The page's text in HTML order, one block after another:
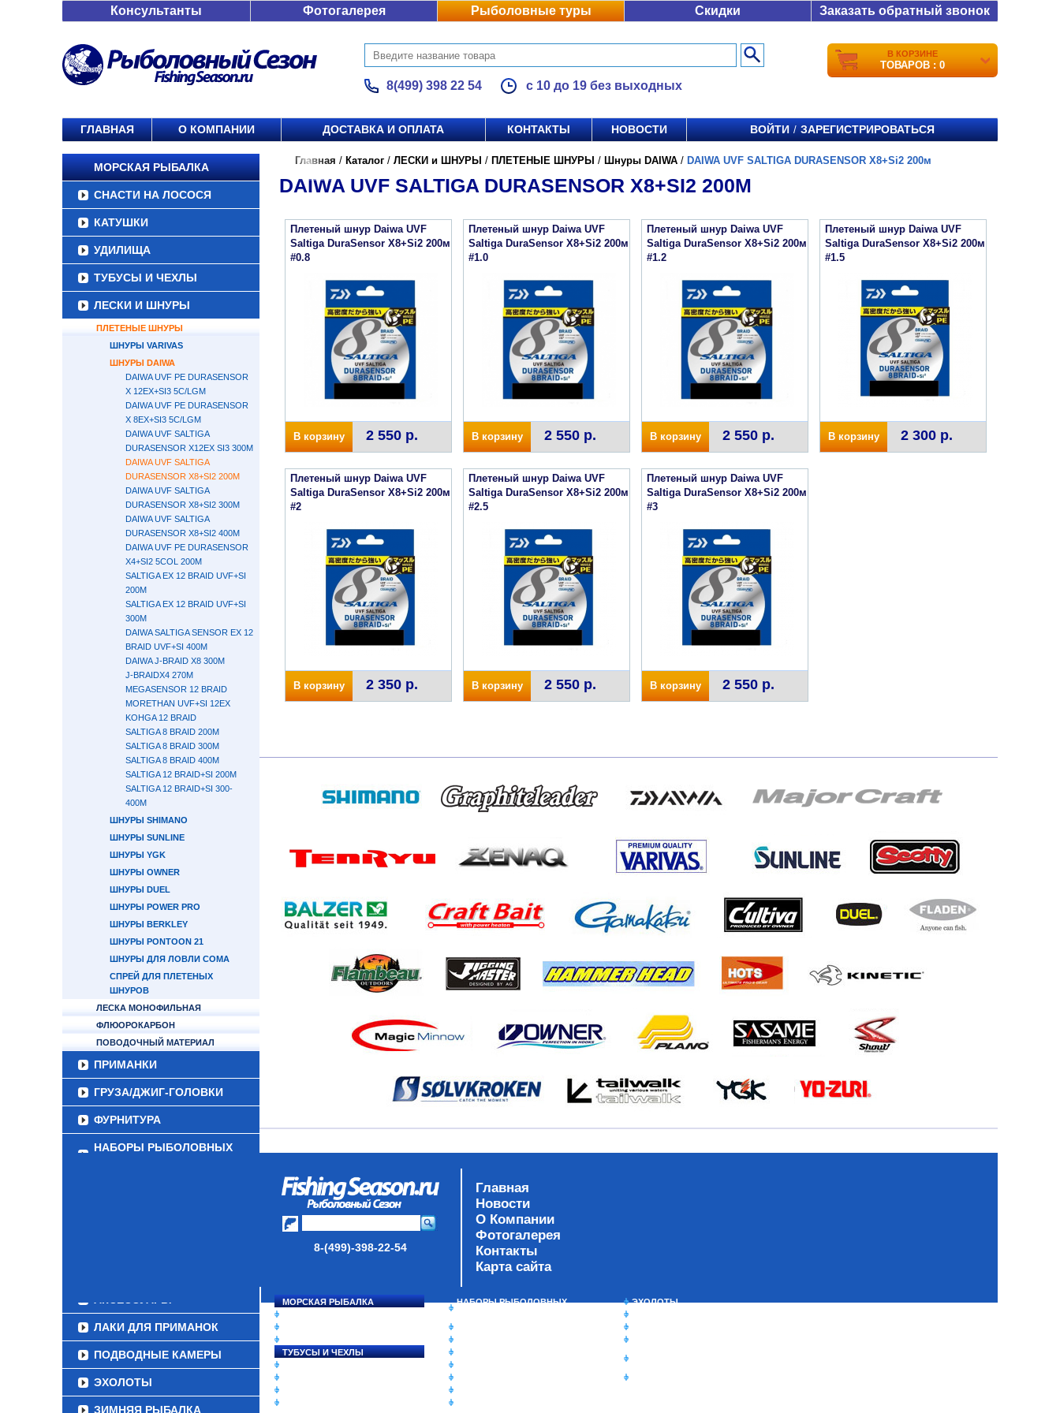
Консультанты Фотогалерея Рыболовные туры Скидки Заказать обратный звонок
8(499) 398 22 54 с 10 до 19 без выходных
В КОРЗИНЕ
ТОВАРОВ : 0
ГЛАВНАЯ О КОМПАНИИ ДОСТАВКА И ОПЛАТА КОНТАКТЫ НОВОСТИ ВОЙТИ / ЗАРЕГИСТРИРОВАТЬСЯ
МОРСКАЯ РЫБАЛКА
СНАСТИ НА ЛОСОСЯ
КАТУШКИ
УДИЛИЩА
ТУБУСЫ И ЧЕХЛЫ
ЛЕСКИ И ШНУРЫ
ПЛЕТЕНЫЕ ШНУРЫ
ШНУРЫ VARIVAS
ШНУРЫ DAIWA
DAIWA UVF PE DURASENSOR
X 12EX+SI3 5C/LGM
DAIWA UVF PE DURASENSOR
X 8EX+SI3 5C/LGM
DAIWA UVF SALTIGA
DURASENSOR X12EX SI3 300M
DAIWA UVF SALTIGA
DURASENSOR X8+SI2 200М
DAIWA UVF SALTIGA
DURASENSOR X8+SI2 300М
DAIWA UVF SALTIGA
DURASENSOR X8+SI2 400М
DAIWA UVF PE DURASENSOR
X4+SI2 5COL 200M
SALTIGA EX 12 BRAID UVF+SI
200М
SALTIGA EX 12 BRAID UVF+SI
300М
DAIWA SALTIGA SENSOR EX 12
BRAID UVF+SI 400М
DAIWA J-BRAID X8 300М
J-BRAIDX4 270M
MEGASENSOR 12 BRAID
MORETHAN UVF+SI 12EX
KOHGA 12 BRAID
SALTIGA 8 BRAID 200М
SALTIGA 8 BRAID 300М
SALTIGA 8 BRAID 400М
SALTIGA 12 BRAID+SI 200М
SALTIGA 12 BRAID+SI 300-
400М
ШНУРЫ SHIMANO
ШНУРЫ SUNLINE
ШНУРЫ YGK
ШНУРЫ OWNER
ШНУРЫ DUEL
ШНУРЫ POWER PRO
ШНУРЫ BERKLEY
ШНУРЫ PONTOON 21
ШНУРЫ ДЛЯ ЛОВЛИ СОМА
СПРЕЙ ДЛЯ ПЛЕТЕНЫХ
ШНУРОВ
ЛЕСКА МОНОФИЛЬНАЯ
ФЛЮОРОКАРБОН
ПОВОДОЧНЫЙ МАТЕРИАЛ
ПРИМАНКИ
ГРУЗА/ДЖИГ-ГОЛОВКИ
ФУРНИТУРА
НАБОРЫ РЫБОЛОВНЫХ
ЛАКИ ДЛЯ ПРИМАНОК
ПОДВОДНЫЕ КАМЕРЫ
ЭХОЛОТЫ
ЗИМНЯЯ РЫБАЛКА
Главная / Каталог / ЛЕСКИ и ШНУРЫ / ПЛЕТЕНЫЕ ШНУРЫ / Шнуры DAIWA / DAIWA UVF SALTIGA DURASENSOR X8+Si2 200м
DAIWA UVF SALTIGA DURASENSOR X8+SI2 200М
Плетеный шнур Daiwa UVF
Saltiga DuraSensor X8+Si2 200м
#0.8
В корзину 2 550 р.
Плетеный шнур Daiwa UVF
Saltiga DuraSensor X8+Si2 200м
#1.0
В корзину 2 550 р.
Плетеный шнур Daiwa UVF
Saltiga DuraSensor X8+Si2 200м
#1.2
В корзину 2 550 р.
Плетеный шнур Daiwa UVF
Saltiga DuraSensor X8+Si2 200м
#1.5
В корзину 2 300 р.
Плетеный шнур Daiwa UVF
Saltiga DuraSensor X8+Si2 200м
#2
В корзину 2 350 р.
Плетеный шнур Daiwa UVF
Saltiga DuraSensor X8+Si2 200м
#2.5
В корзину 2 550 р.
Плетеный шнур Daiwa UVF
Saltiga DuraSensor X8+Si2 200м
#3
В корзину 2 550 р.
8-(499)-398-22-54
Главная
Новости
О Компании
Фотогалерея
Контакты
Карта сайта
МОРСКАЯ РЫБАЛКА
ТУБУСЫ И ЧЕХЛЫ
НАБОРЫ РЫБОЛОВНЫХ
ЭХОЛОТЫ